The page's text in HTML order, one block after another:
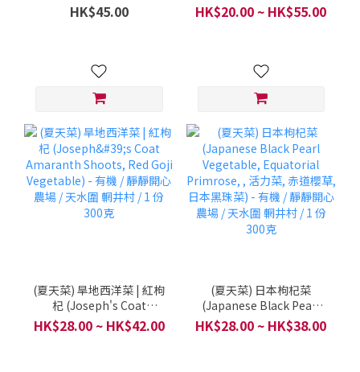
HK$45.00 HK$20.00 ~ HK$55.00
(夏天菜) 旱地西洋菜 | 紅枸
杞 (Joseph's Coat
Amaranth Shoots, Red
Goji Vegetable) - 有機 /
HK$28.00 ~ HK$42.00
(夏天菜) 日本枸杞菜
(Japanese Black Pearl
Vegetable, Equatorial
Primrose, , 活力菜, 赤道
HK$28.00 ~ HK$38.00